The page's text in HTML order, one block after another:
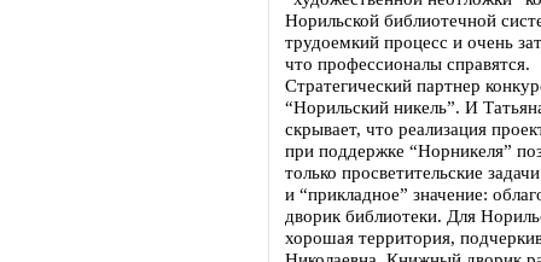
Норильской библиотечной
трудоемкий процесс и очень
что профессионалы справятся.
Стратегический партнер
“Норильский никель”. И
скрывает, что реализация
при поддержке “Норникеля”
только просветительские
и “прикладное” значение:
дворик библиотеки. Для
хорошая территория,